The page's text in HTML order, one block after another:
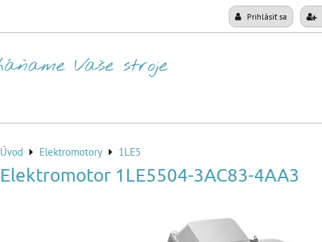
Prihlásiť sa
Úvod Elektromotory 1LE5
Elektromotor 1LE5504-3AC83-4AA3